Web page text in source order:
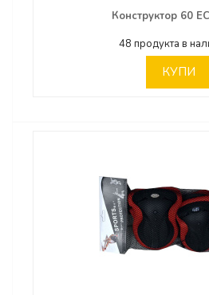
Конструктор 60
48 продукта в
КУПИ